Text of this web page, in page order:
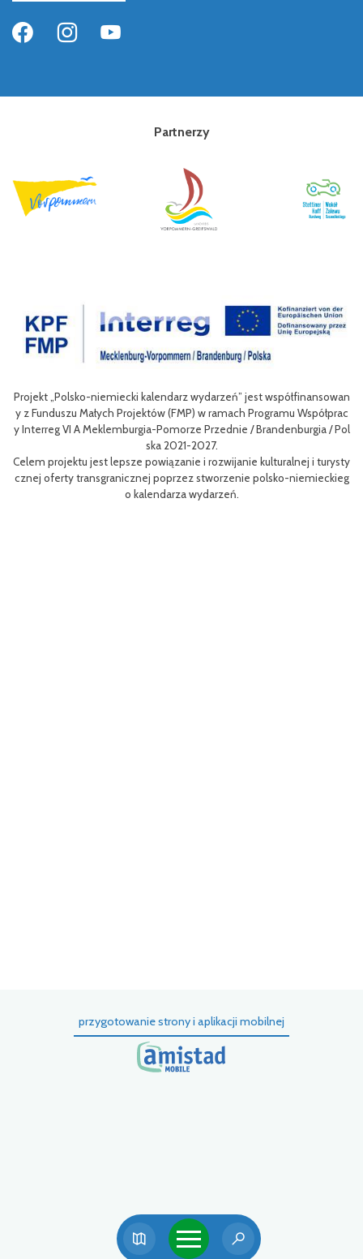
Partnerzy
Współprac
/ Pol
i turysty
niemieckieg
Celem III Polsko-Niemieckich Dni Turystyki Rowerowej jest
nie oferty turystycznej oraz ułatwienie transgranicznego
niej dla mieszkańców obszaru Euroregionu Pomerania jak i
w odwiedzających region.
Efektem planowanych działań jest przybliżenie zwykłym
m rowerów możliwości różnych tras oraz miejsc do
aangażowanie prawdziwych rowerowych pasjonatów w
przygotowanie strony i aplikacji mobilnej